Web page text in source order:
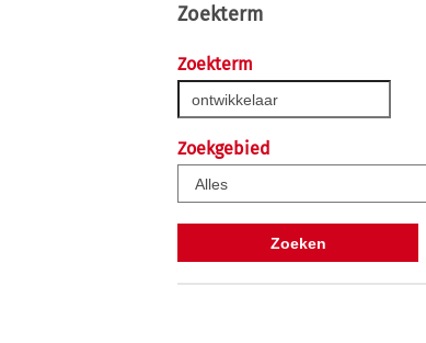
Zoekterm
Zoekterm
Zoekgebied